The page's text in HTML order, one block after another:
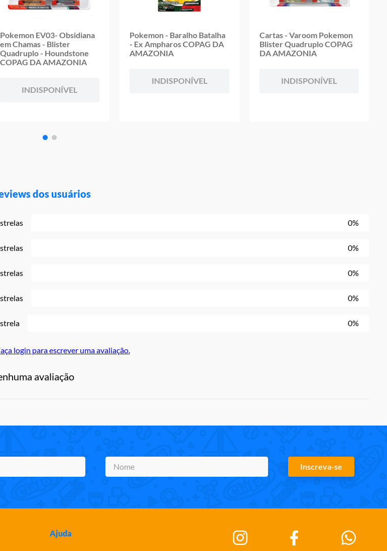
Pokemon EV03- Obsidiana
em Chamas - Blister
Quadruplo - Houndstone
COPAG DA AMAZONIA
INDISPONÍVEL
Pokemon - Baralho Batalha
- Ex Ampharos COPAG DA
AMAZONIA
INDISPONÍVEL
Cartas - Varoom Pokemon
Blister Quadruplo COPAG
DA AMAZONIA
INDISPONÍVEL
dos usuários
0%
0%
0%
0%
0%
login para escrever uma avaliação.
avaliação
Inscreva-se
Ajuda